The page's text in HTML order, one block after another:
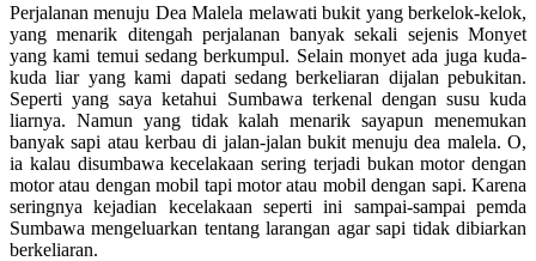
Perjalanan menuju Dea Malela melawati bukit yang berkelok-kelok,
yang menarik ditengah perjalanan banyak sekali sejenis Monyet
yang kami temui sedang berkumpul. Selain monyet ada juga kuda-
kuda liar yang kami dapati sedang berkeliaran dijalan pebukitan.
Seperti yang saya ketahui Sumbawa terkenal dengan susu kuda
liarnya. Namun yang tidak kalah menarik sayapun menemukan
banyak sapi atau kerbau di jalan-jalan bukit menuju dea malela. O,
ia kalau disumbawa kecelakaan sering terjadi bukan motor dengan
motor atau dengan mobil tapi motor atau mobil dengan sapi. Karena
seringnya kejadian kecelakaan seperti ini sampai-sampai pemda
Sumbawa mengeluarkan tentang larangan agar sapi tidak dibiarkan
berkeliaran.